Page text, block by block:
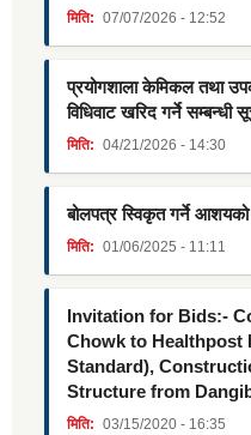
मिति: 07/07/2026 - 12:52
प्रयोगशाला केमिकल तथा
विधिवाट खरिद गर्ने सम्बन्धी
मिति: 04/21/2026 - 14:30
बोलपत्र स्विकृत गर्ने
मिति: 01/06/2025 - 11:11
Invitation for Bids:-
Chowk to Healthpost
Standard),
Structure from
मिति: 03/15/2020 - 16:35